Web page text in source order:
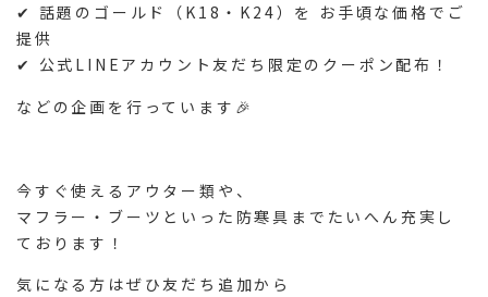
✔ 話題のゴールド（K18・K24）を お手頃な価格 でご
提供
✔ 公式LINEアカウント友だち限定の クーポン配布 ！
などの企画を行っています🎉
今すぐ使えるアウター類や、
マフラー・ブーツといった防寒具までたいへん充実し
ております！
気になる方はぜひ 友だち追加から